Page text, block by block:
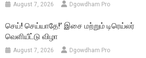
August 7, 2026 Dgowdham Pro
செய்! செய்யாதே!’ இசை மற்றும் டிரெய்லர்
வெளியீட்டு விழா
August 7, 2026 Dgowdham Pro